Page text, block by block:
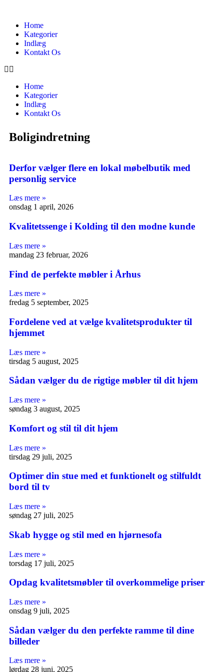
Home
Kategorier
Indlæg
Kontakt Os
Home
Kategorier
Indlæg
Kontakt Os
Boligindretning
Derfor vælger flere en lokal møbelbutik med
personlig service
Læs mere »
onsdag 1 april, 2026
Kvalitetssenge i Kolding til den modne kunde
Læs mere »
mandag 23 februar, 2026
Find de perfekte møbler i Århus
Læs mere »
fredag 5 september, 2025
Fordelene ved at vælge kvalitetsprodukter til
hjemmet
Læs mere »
tirsdag 5 august, 2025
Sådan vælger du de rigtige møbler til dit hjem
Læs mere »
søndag 3 august, 2025
Komfort og stil til dit hjem
Læs mere »
tirsdag 29 juli, 2025
Optimer din stue med et funktionelt og stilfuldt
bord til tv
Læs mere »
søndag 27 juli, 2025
Skab hygge og stil med en hjørnesofa
Læs mere »
torsdag 17 juli, 2025
Opdag kvalitetsmøbler til overkommelige priser
Læs mere »
onsdag 9 juli, 2025
Sådan vælger du den perfekte ramme til dine
billeder
Læs mere »
lørdag 28 juni, 2025